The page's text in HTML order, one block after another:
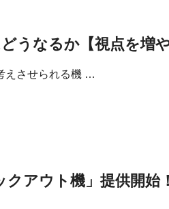
うなるか【視点を増
えさせられる機 …
アウト機」提供開始